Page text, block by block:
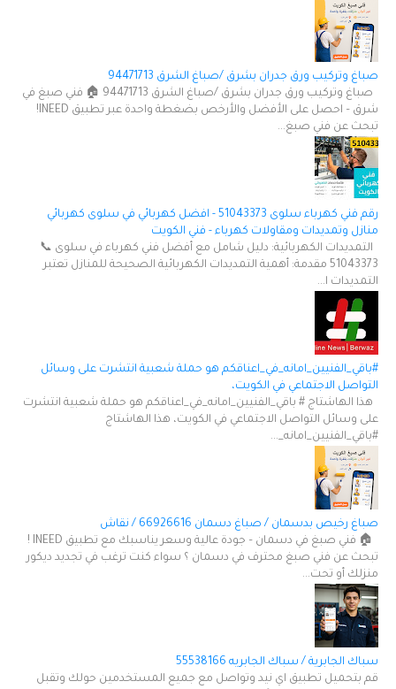
صباغ وتركيب ورق جدران بشرق /صباغ الشرق 94471713
صباغ وتركيب ورق جدران بشرق /صباغ الشرق 94471713 🏠 فني صبغ في
شرق – احصل على الأفضل والأرخص بضغطة واحدة عبر تطبيق INEED!
تبحث عن فني صبغ...
رقم فني كهرباء سلوى 51043373 - افضل كهربائي في سلوى كهربائي
منازل وتمديدات ومقاولات كهرباء - فني الكويت
التمديدات الكهربائية: دليل شامل مع أفضل فني كهرباء في سلوى 📞
51043373 مقدمة: أهمية التمديدات الكهربائية الصحيحة للمنازل تعتبر
التمديدات ا...
#باقي_الفنيين_امانه_في_اعناقكم هو حملة شعبية انتشرت على وسائل
التواصل الاجتماعي في الكويت،
هذا الهاشتاج # باقي_الفنيين_امانه_في_اعناقكم هو حملة شعبية انتشرت
على وسائل التواصل الاجتماعي في الكويت، هذا الهاشتاج
#باقي_الفنيين_امانه_...
صباغ رخيص بدسمان / صباغ دسمان 66926616 / نقاش
🏠 فني صبغ في دسمان – جودة عالية وسعر يناسبك مع تطبيق INEED !
تبحث عن فني صبغ محترف في دسمان ؟ سواء كنت ترغب في تجديد ديكور
منزلك أو تحت...
سباك الجابرية / سباك الجابريه 55538166
قم بتحميل تطبيق اي نيد وتواصل مع جميع المستخدمين حولك وتقبل